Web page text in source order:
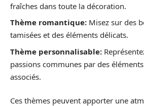
fraîches dans toute la décoration.
Thème romantique: Misez sur des
tamisées et des éléments délicats.
Thème personnalisable:
passions communes par des
associés.
Ces thèmes peuvent apporter une